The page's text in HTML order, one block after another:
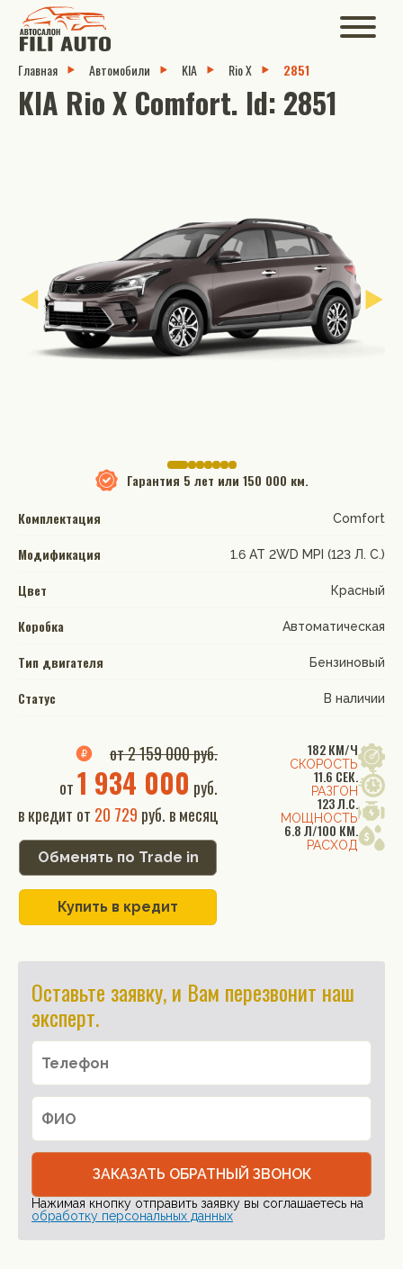
Главная Автомобили KIA Rio X 2851
KIA Rio X Comfort. Id: 2851
Гарантия 5 лет или 150 000 км.
Комплектация
Comfort
Модификация 1.6 АТ 2WD MPI (123 Л. C.)
Цвет Красный
Коробка Автоматическая
Тип двигателя Бензиновый
Статус В наличии
182 КМ/Ч
СКОРОСТЬ
11.6 СЕК.
РАЗГОН
123 Л.С.
МОЩНОСТЬ
6.8 Л/100 КМ.
РАСХОД
от 2 159 000 руб.
от1 934 000 руб.
в кредит от 20 729 руб. в месяц
Обменять по Trade in
Купить в кредит
Оставьте заявку, и Вам перезвонит наш
эксперт.
ЗАКАЗАТЬ ОБРАТНЫЙ ЗВОНОК
Нажимая кнопку отправить заявку вы соглашаетесь на
обработку персональных данных